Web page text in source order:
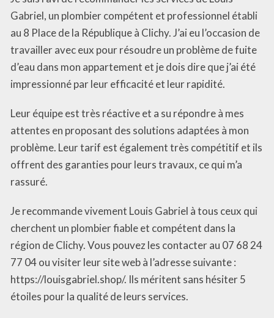
Gabriel, un plombier compétent et professionnel établi
au 8 Place de la République à Clichy. J’ai eu l’occasion de
travailler avec eux pour résoudre un problème de fuite
d’eau dans mon appartement et je dois dire que j’ai été
impressionné par leur efficacité et leur rapidité.
Leur équipe est très réactive et a su répondre à mes
attentes en proposant des solutions adaptées à mon
problème. Leur tarif est également très compétitif et ils
offrent des garanties pour leurs travaux, ce qui m’a
rassuré.
Je recommande vivement Louis Gabriel à tous ceux qui
cherchent un plombier fiable et compétent dans la
région de Clichy. Vous pouvez les contacter au 07 68 24
77 04 ou visiter leur site web à l’adresse suivante :
https://louisgabriel.shop/. Ils méritent sans hésiter 5
étoiles pour la qualité de leurs services.